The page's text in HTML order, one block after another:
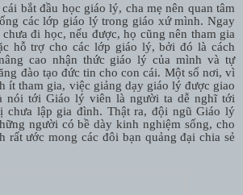
bắt đầu học giáo lý, cha mẹ nên quan tâm
các lớp giáo lý trong giáo xứ mình. Ngay
đi học, nếu được, họ cũng nên tham gia
hỗ trợ cho các lớp giáo lý, bởi đó là cách
cao nhận thức giáo lý của mình và tự
đào tạo đức tin cho con cái. Một số nơi, vì
ít tham gia, việc giảng dạy giáo lý được giao
nói tới Giáo lý viên là người ta dễ nghĩ tới
chưa lập gia đình. Thật ra, đội ngũ Giáo lý
người có bề dày kinh nghiệm sống, cho
rất ước mong các đôi bạn quảng đại chia sẻ